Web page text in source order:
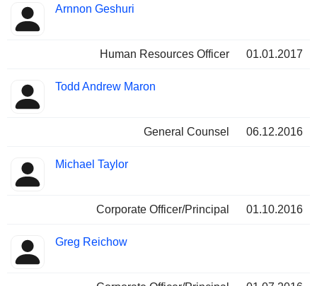
Arnnon Geshuri
Human Resources Officer 01.01.2017
Todd Andrew Maron
General Counsel 06.12.2016
Michael Taylor
Corporate Officer/Principal 01.10.2016
Greg Reichow